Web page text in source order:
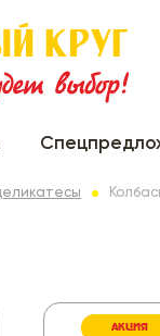
АКЦИЯ